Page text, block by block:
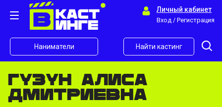
Личный кабинет
Вход / Регистрация
Наниматели Найти кастинг
Гузун Алиса
Дмитриевна